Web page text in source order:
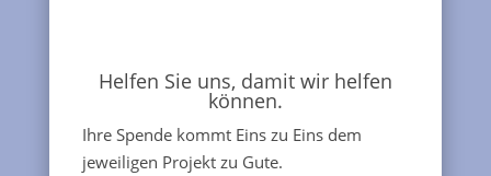
Helfen Sie uns, damit wir helfen
können.
Ihre Spende kommt Eins zu Eins dem
jeweiligen Projekt zu Gute.